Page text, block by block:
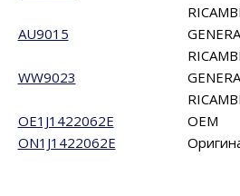
AU9015
WW9023
OE1J1422062E
OEM
ON1J1422062E